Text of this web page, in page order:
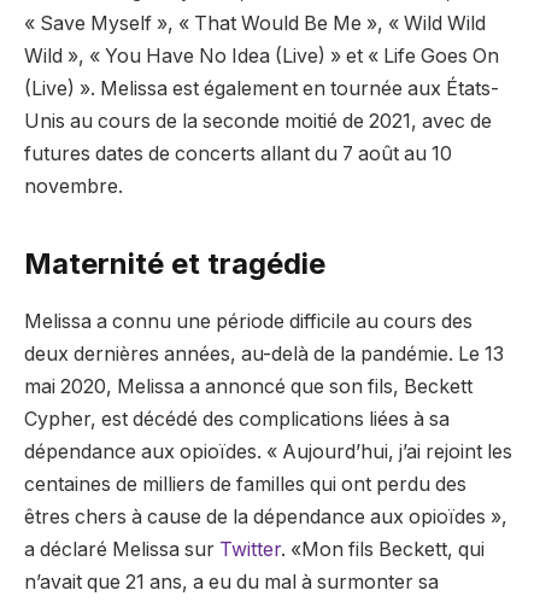
« Save Myself », « That Would Be Me », « Wild Wild
Wild », « You Have No Idea (Live) » et « Life Goes On
(Live) ». Melissa est également en tournée aux États-
Unis au cours de la seconde moitié de 2021, avec de
futures dates de concerts allant du 7 août au 10
novembre.
Maternité et tragédie
Melissa a connu une période difficile au cours des
deux dernières années, au-delà de la pandémie. Le 13
mai 2020, Melissa a annoncé que son fils, Beckett
Cypher, est décédé des complications liées à sa
dépendance aux opioïdes. « Aujourd’hui, j’ai rejoint les
centaines de milliers de familles qui ont perdu des
êtres chers à cause de la dépendance aux opioïdes »,
a déclaré Melissa sur Twitter. «Mon fils Beckett, qui
n’avait que 21 ans, a eu du mal à surmonter sa